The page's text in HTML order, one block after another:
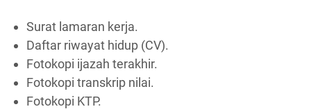
Surat lamaran kerja.
Daftar riwayat hidup (CV).
Fotokopi ijazah terakhir.
Fotokopi transkrip nilai.
Fotokopi KTP.